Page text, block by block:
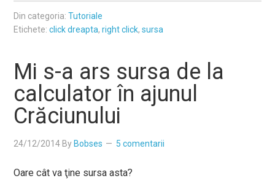
Din categoria:Tutoriale
Etichete:click dreapta,right click,sursa
Mi s-a ars sursa de la
calculator în ajunul
Crăciunului
24/12/2014 By Bobses 5 comentarii
Oare cât va ţine sursa asta?